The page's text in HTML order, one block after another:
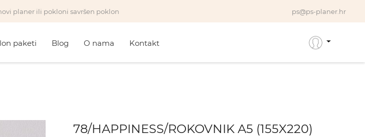
planer ili pokloni savršen poklon ps@ps-planer.hr
paketi Blog O nama Kontakt
78/HAPPINESS/ROKOVNIK A5 (155X220)